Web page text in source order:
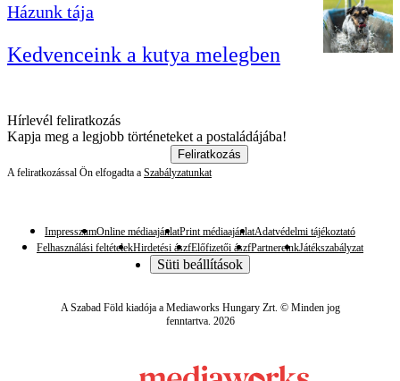
Házunk tája
Kedvenceink a kutya melegben
Hírlevél feliratkozás
Kapja meg a legjobb történeteket a postaládájába!
Feliratkozás
A feliratkozással Ön elfogadta a Szabályzatunkat
ImpresszumOnline médiaajánlatPrint médiaajánlatAdatvédelmi tájékoztató
Felhasználási feltételekHirdetési ászfElőfizetői ászfPartnereinkJátékszabályzat
Süti beállítások
A Szabad Föld kiadója a Mediaworks Hungary Zrt. © Minden jog
fenntartva. 2026